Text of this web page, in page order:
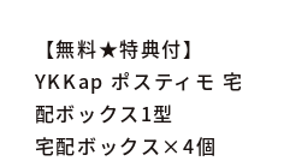
【無料★特典付】
YKKap ポスティモ 宅
配ボックス1型
宅配ボックス×4個